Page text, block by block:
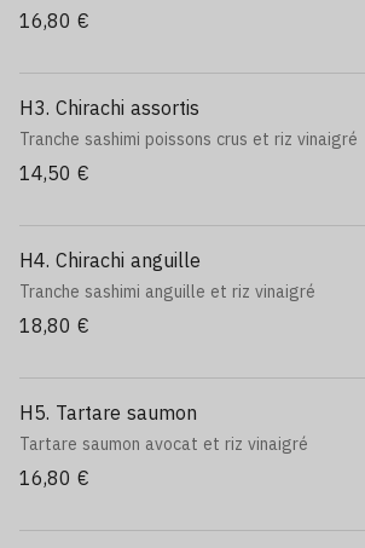
16,80 €
H3. Chirachi assortis
Tranche sashimi poissons crus et riz vinaigré
14,50 €
H4. Chirachi anguille
Tranche sashimi anguille et riz vinaigré
18,80 €
H5. Tartare saumon
Tartare saumon avocat et riz vinaigré
16,80 €